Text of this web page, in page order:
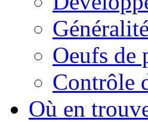
Oeufs de
Contrôle
Où en